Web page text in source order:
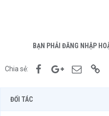
BẠN PHẢI ĐĂNG NHẬP
Chia sẻ: FacebookGoogle+Email
ĐỐI TÁC